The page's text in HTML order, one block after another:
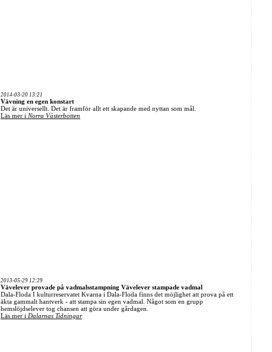
2014-03-20 13:21
Vävning en egen konstart
Det är universellt. Det är framför allt ett skapande med nyttan som mål.
Läs mer i Norra Västerbotten
2013-05-29 12:29
Vävelever provade på vadmalsstampning Vävelever stampade vadmal
Dala-Floda I kulturreservatet Kvarna i Dala-Floda finns det möjlighet att prova på ett
äkta gammalt hantverk - att stampa sin egen vadmal. Något som en grupp
hemslöjdselever tog chansen att göra under gårdagen.
Läs mer i Dalarnas Tidningar